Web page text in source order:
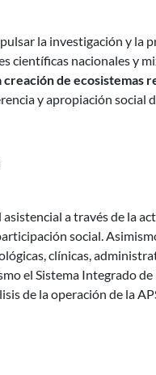
la investigación y la
científicas nacionales y
creación de ecosistemas
y apropiación
a través de la
social.
clínicas,
el Sistema Integrado
de la operación de la